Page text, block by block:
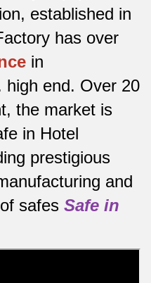
established in
has over
in
high end. Over 20
the market is
in Hotel
prestigious
and
safes Safe in